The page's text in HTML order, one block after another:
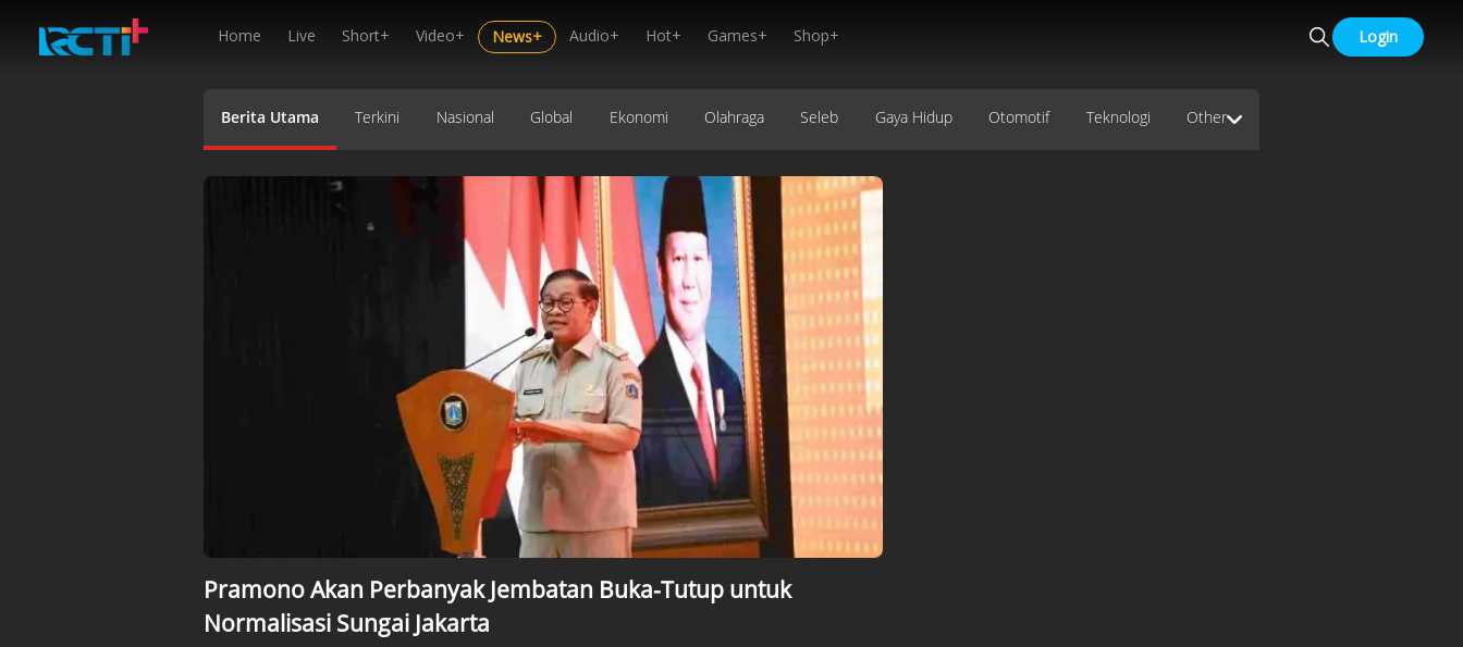
Home Live Short+ Video+ News+ Audio+ Hot+ Games+ Shop+ Login
Berita Utama Terkini Nasional Global Ekonomi Olahraga Seleb Gaya Hidup Otomotif Teknologi Other
Pramono Akan Perbanyak Jembatan Buka-Tutup untuk
Normalisasi Sungai Jakarta